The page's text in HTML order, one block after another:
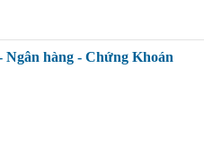
Ngân hàng - Chứng Khoán